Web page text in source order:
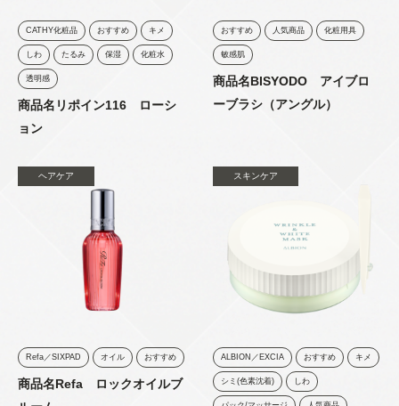
CATHY化粧品 おすすめ キメ
しわ たるみ 保湿 化粧水
透明感
商品名リポイン116 ローシ
ョン
おすすめ 人気商品 化粧用具
敏感肌
商品名BISYODO アイブロ
ーブラシ（アングル）
ヘアケア
Refa／SIXPAD オイル おすすめ
商品名Refa ロックオイルブ
スキンケア
ALBION／EXCIA おすすめ キメ
シミ(色素沈着) しわ